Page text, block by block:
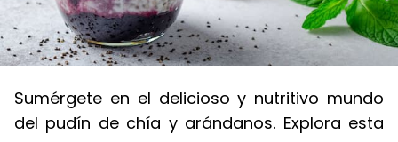
Sumérgete en el delicioso y nutritivo mundo
del pudín de chía y arándanos. Explora esta